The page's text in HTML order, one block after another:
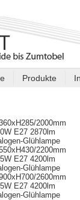
Produkte
2000mm
E27 2870lm
2200mm
E27 4200lm
2600mm
E27 4200lm